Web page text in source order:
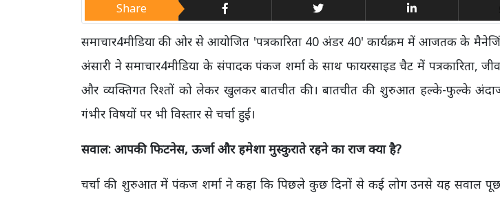
Share
समाचार4मीडिया की ओर से आयोजित 'पत्रकारिता 40 अंडर 40' कार्यक्रम में आजतक के
अंसारी ने समाचार4मीडिया के संपादक पंकज शर्मा के साथ फायरसाइड चैट में पत्रकारिता,
और व्यक्तिगत रिश्तों को लेकर खुलकर बातचीत की। बातचीत की शुरुआत हल्के-फुल्के
गंभीर विषयों पर भी विस्तार से चर्चा हुई।
सवाल: आपकी फिटनेस, ऊर्जा और हमेशा मुस्कुराते रहने का राज क्या है?
चर्चा की शुरुआत में पंकज शर्मा ने कहा कि पिछले कुछ दिनों से कई लोग उनसे यह सवाल